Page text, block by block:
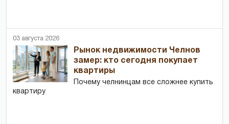
03 августа 2026
Рынок недвижимости Челнов
замер: кто сегодня покупает
квартиры
Почему челнинцам все сложнее купить
квартиру